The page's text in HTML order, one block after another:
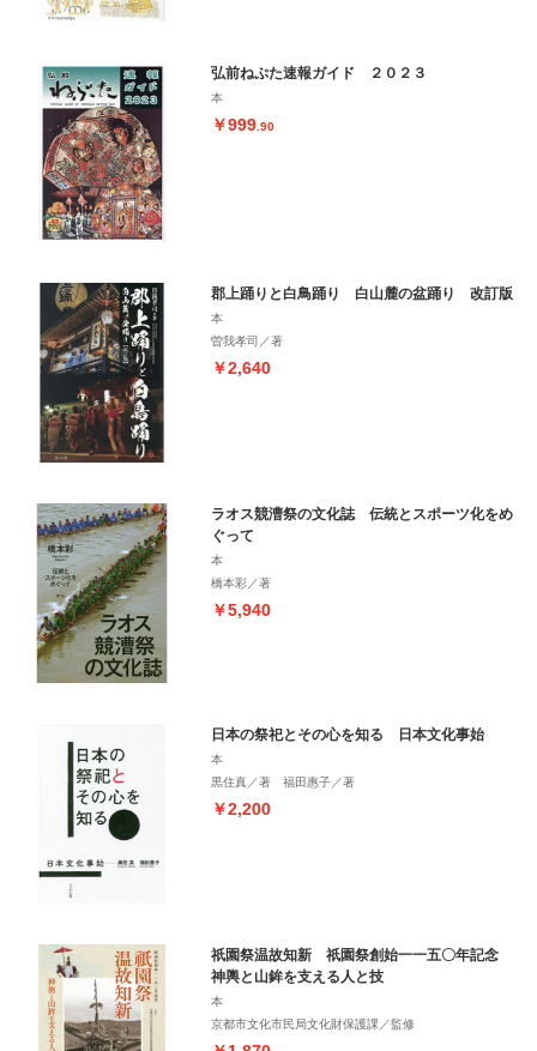
弘前ねぷた速報ガイド ２０２３
本
￥999 .90
郡上踊りと白鳥踊り 白山麓の盆踊り 改訂版
本
曽我孝司／著
￥2,640
ラオス競漕祭の文化誌 伝統とスポーツ化をめ
ぐって
本
橋本彩／著
￥5,940
日本の祭祀とその心を知る 日本文化事始
本
黒住真／著 福田惠子／著
￥2,200
祇園祭温故知新 祇園祭創始一一五〇年記念
神輿と山鉾を支える人と技
本
京都市文化市民局文化財保護課／監修